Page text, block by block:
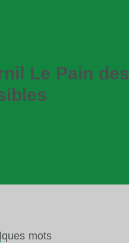
Le Pain des
mots